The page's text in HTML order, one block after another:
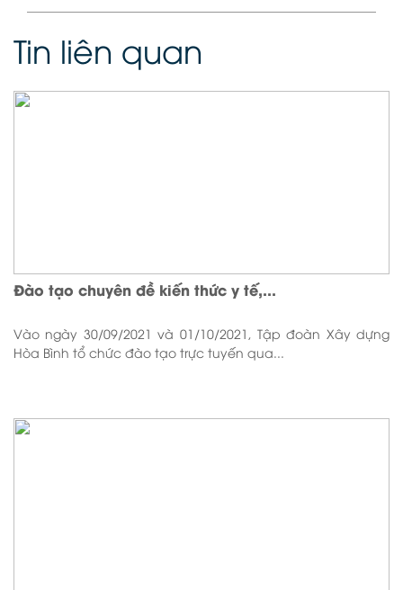
Tin liên quan
Đào tạo chuyên đề kiến thức y tế,...
Vào ngày 30/09/2021 và 01/10/2021, Tập đoàn Xây dựng
Hòa Bình tổ chức đào tạo trực tuyến qua...